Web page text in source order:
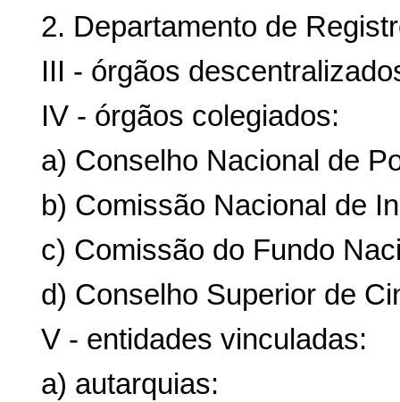
2. Departamento de
III - órgãos
IV - órgãos colegiados:
a) Conselho Nacional de
b) Comissão Nacional de
c) Comissão do Fundo
d) Conselho Superior de
V - entidades vinculadas:
a) autarquias: